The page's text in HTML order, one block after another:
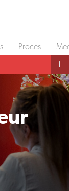
Proces
i